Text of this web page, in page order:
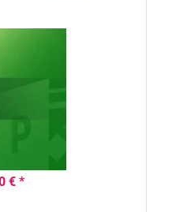
€ *